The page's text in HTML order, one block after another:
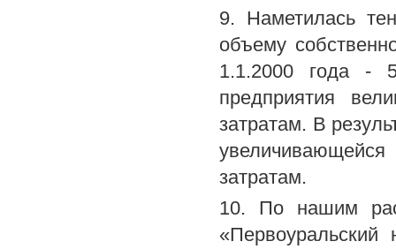
9. Наметилась
объему
1.1.2000 года -
предприятия
затратам. В
затратам.
10. По нашим